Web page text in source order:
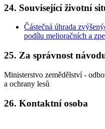
24. Související životní
Částečná úhrada
podílu melioračních a
25. Za správnost
Ministerstvo zemědělství -
a ochrany lesů
26. Kontaktní osoba